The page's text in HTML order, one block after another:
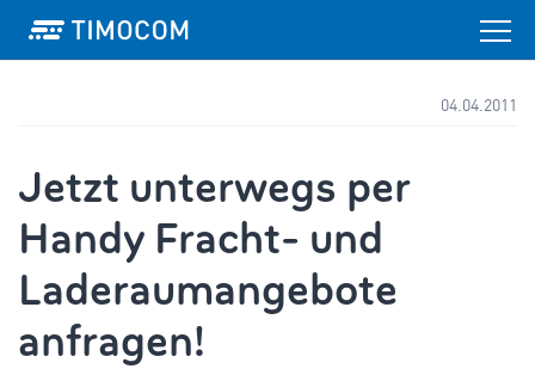
04.04.2011
Jetzt unterwegs per
Handy Fracht- und
Laderaumangebote
anfragen!